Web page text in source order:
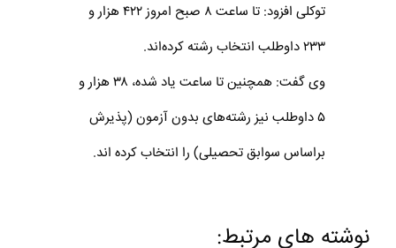
توکلی افزود: تا ساعت ۸ صبح امروز ۴۲۲ هزار و
۲۳۳ داوطلب انتخاب رشته کرده‌اند.
وی گفت: همچنین تا ساعت یاد شده، ۳۸ هزار و
۵ داوطلب نیز رشته‌های بدون آزمون (پذیرش
براساس سوابق تحصیلی) را انتخاب کرده اند.
نوشته های مرتبط: